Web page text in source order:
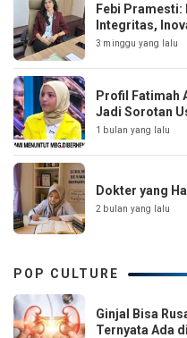
Febi Pramesti:
Integritas,
3 minggu yang lalu
Profil Fatimah
Jadi Sorotan
1 bulan yang lalu
Dokter yang
2 bulan yang lalu
POP CULTURE
Ginjal Bisa
Ternyata Ada